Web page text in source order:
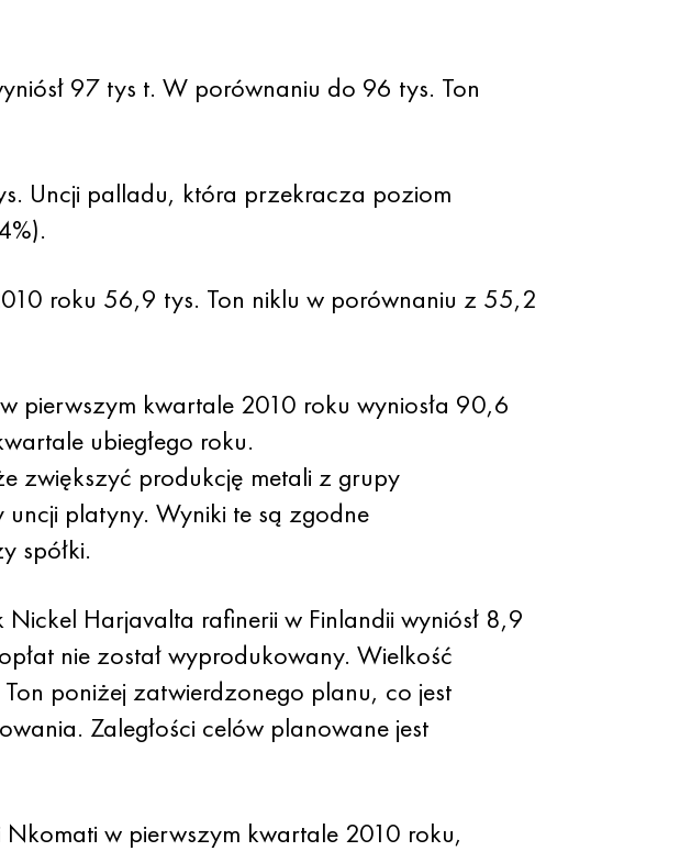
97 tys t. W porównaniu do 96 tys. Ton
Uncji palladu, która przekracza poziom
roku 56,9 tys. Ton niklu w porównaniu z 55,2
pierwszym kwartale 2010 roku wyniosła 90,6
ubiegłego roku.
zwiększyć produkcję metali z grupy
platyny. Wyniki te są zgodne
spółki.
Harjavalta rafinerii w Finlandii wyniósł 8,9
nie został wyprodukowany. Wielkość
poniżej zatwierdzonego planu, co jest
Zaległości celów planowane jest
w pierwszym kwartale 2010 roku,